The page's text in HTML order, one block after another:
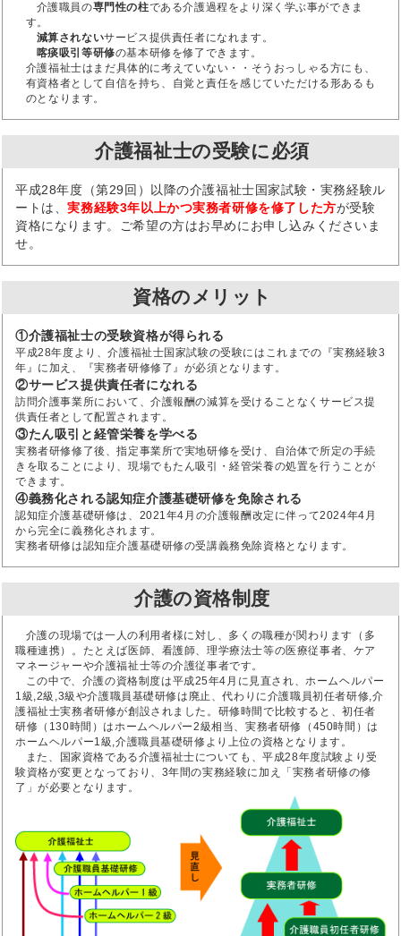
介護職員の専門性の柱である介護過程をより深く学ぶ事ができま
す。
減算されないサービス提供責任者になれます。
喀痰吸引等研修の基本研修を修了できます。
介護福祉士はまだ具体的に考えていない・・そうおっしゃる方にも、
有資格者として自信を持ち、自覚と責任を感じていただける形あるも
のとなります。
介護福祉士の受験に必須
平成28年度（第29回）以降の介護福祉士国家試験・実務経験ル
ートは、実務経験3年以上かつ実務者研修を修了した方が受験
資格になります。ご希望の方はお早めにお申し込みくださいま
せ。
資格のメリット
①介護福祉士の受験資格が得られる
平成28年度より、介護福祉士国家試験の受験にはこれまでの『実務経験3
年』に加え、『実務者研修修了』が必須となります。
②サービス提供責任者になれる
訪問介護事業所において、介護報酬の減算を受けることなくサービス提
供責任者として配置されます。
③たん吸引と経管栄養を学べる
実務者研修修了後、指定事業所で実地研修を受け、自治体で所定の手続
きを取ることにより、現場でもたん吸引・経管栄養の処置を行うことが
できます。
④義務化される認知症介護基礎研修を免除される
認知症介護基礎研修は、2021年4月の介護報酬改定に伴って2024年4月
から完全に義務化されます。
実務者研修は認知症介護基礎研修の受講義務免除資格となります。
介護の資格制度
介護の現場では一人の利用者様に対し、多くの職種が関わります（多
職種連携）。たとえば医師、看護師、理学療法士等の医療従事者、ケア
マネージャーや介護福祉士等の介護従事者です。
この中で、介護の資格制度は平成25年4月に見直され、ホームヘルパー
1級,2級,3級や介護職員基礎研修は廃止、代わりに介護職員初任者研修,介
護福祉士実務者研修が創設されました。研修時間で比較すると、初任者
研修（130時間）はホームヘルパー2級相当、実務者研修（450時間）は
ホームヘルパー1級,介護職員基礎研修より上位の資格となります。
また、国家資格である介護福祉士についても、平成28年度試験より受
験資格が変更となっており、3年間の実務経験に加え「実務者研修の修
了」が必要となります。